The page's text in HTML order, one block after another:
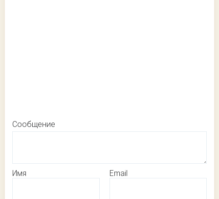
Сообщение
Имя Email